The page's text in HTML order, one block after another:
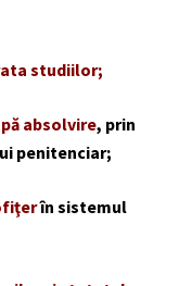
studiilor;
absolvire, prin
penitenciar;
în sistemul